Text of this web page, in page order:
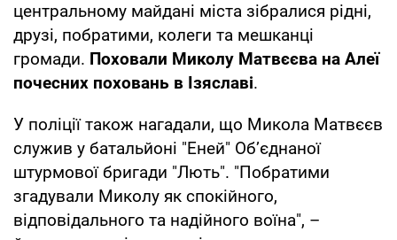
центральному майдані міста зібралися рідні,
друзі, побратими, колеги та мешканці
громади. Поховали Миколу Матвєєва на Алеї
почесних поховань в Ізяславі.
У поліції також нагадали, що Микола Матвєєв
служив у батальйоні "Еней" Об’єднаної
штурмової бригади "Лють". "Побратими
згадували Миколу як спокійного,
відповідального та надійного воїна", –